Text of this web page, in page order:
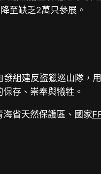
至缺乏2萬只參展 。
組建反盜獵巡山隊，
存、崇奉與犧牲。
省天然保護區、國家